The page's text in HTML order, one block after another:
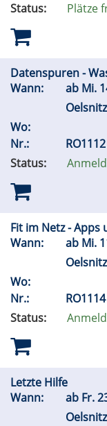
Status:
Plätze
Datenspuren -
Wann:
ab Mi.
Oelsnitz
Wo:
Nr.:
RO1112
Status:
Fit im Netz -
Wann:
ab Mi.
Oelsnitz
Wo:
Nr.:
RO1114
Status:
Letzte Hilfe
Wann:
ab Fr.
Oelsnitz